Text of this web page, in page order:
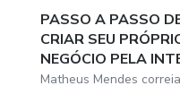
PASSO A PASSO
CRIAR SEU
NEGÓCIO PELA
Matheus Mendes correia